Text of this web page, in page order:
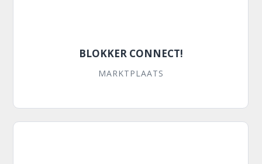
BLOKKER CONNECT!
MARKTPLAATS